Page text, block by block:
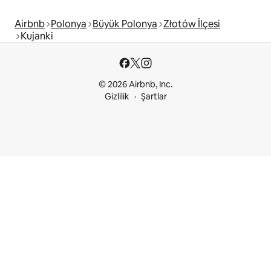
Airbnb Polonya Büyük Polonya Złotów İlçesi
Kujanki
© 2026 Airbnb, Inc.
Gizlilik
Şartlar